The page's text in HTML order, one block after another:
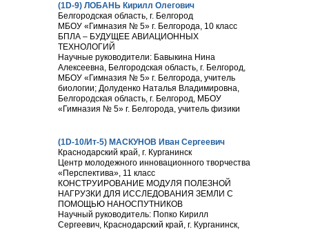
(1D-9) ЛОБАНЬ Кирилл Олегович
Белгородская область, г. Белгород
МБОУ «Гимназия № 5» г. Белгорода, 10 класс
БПЛА – БУДУЩЕЕ АВИАЦИОННЫХ
ТЕХНОЛОГИЙ
Научные руководители: Бавыкина Нина
Алексеевна, Белгородская область, г. Белгород,
МБОУ «Гимназия № 5» г. Белгорода, учитель
биологии; Долуденко Наталья Владимировна,
Белгородская область, г. Белгород, МБОУ
«Гимназия № 5» г. Белгорода, учитель физики
(1D-10/Ит-5) МАСКУНОВ Иван Сергеевич
Краснодарский край, г. Курганинск
Центр молодежного инновационного творчества
«Перспектива», 11 класс
КОНСТРУИРОВАНИЕ МОДУЛЯ ПОЛЕЗНОЙ
НАГРУЗКИ ДЛЯ ИССЛЕДОВАНИЯ ЗЕМЛИ С
ПОМОЩЬЮ НАНОСПУТНИКОВ
Научный руководитель: Попко Кирилл
Сергеевич, Краснодарский край, г. Курганинск,